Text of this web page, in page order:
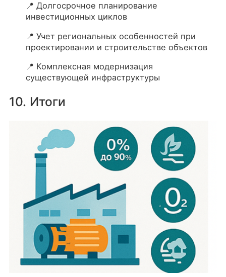
📍 Долгосрочное планирование
инвестиционных циклов
📍 Учет региональных особенностей при
проектировании и строительстве объектов
📍 Комплексная модернизация
существующей инфраструктуры
10. Итоги